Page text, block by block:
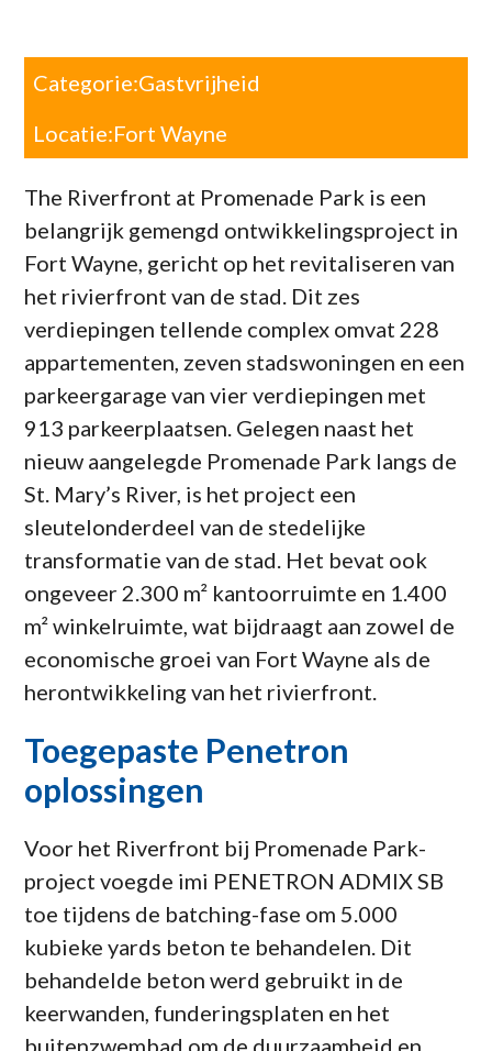
Categorie:Gastvrijheid
Locatie:Fort Wayne
The Riverfront at Promenade Park is een
belangrijk gemengd ontwikkelingsproject in
Fort Wayne, gericht op het revitaliseren van
het rivierfront van de stad. Dit zes
verdiepingen tellende complex omvat 228
appartementen, zeven stadswoningen en een
parkeergarage van vier verdiepingen met
913 parkeerplaatsen. Gelegen naast het
nieuw aangelegde Promenade Park langs de
St. Mary’s River, is het project een
sleutelonderdeel van de stedelijke
transformatie van de stad. Het bevat ook
ongeveer 2.300 m² kantoorruimte en 1.400
m² winkelruimte, wat bijdraagt aan zowel de
economische groei van Fort Wayne als de
herontwikkeling van het rivierfront.
Toegepaste Penetron
oplossingen
Voor het Riverfront bij Promenade Park-
project voegde imi PENETRON ADMIX SB
toe tijdens de batching-fase om 5.000
kubieke yards beton te behandelen. Dit
behandelde beton werd gebruikt in de
keerwanden, funderingsplaten en het
buitenzwembad om de duurzaamheid en